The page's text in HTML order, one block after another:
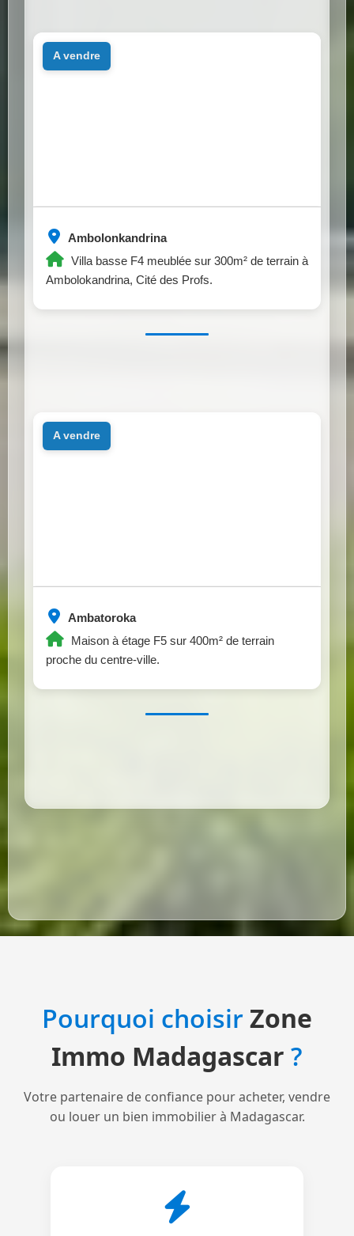
Ambolonkandrina
Villa basse F4 meublée sur 300m² de terrain à
Ambolokandrina, Cité des Profs.
a vendre
Ambatoroka
Maison à étage F5 sur 400m² de terrain
proche du centre-ville.
a vendre
Pourquoi choisirZone
Immo Madagascar ?
Votre partenaire de confiance pour acheter, vendre
ou louer un bien immobilier à Madagascar.